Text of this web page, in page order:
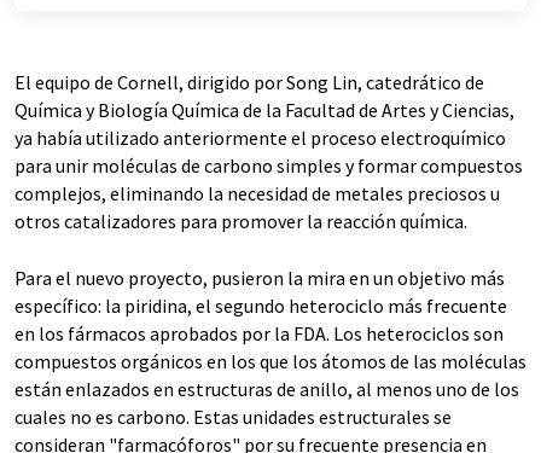
El equipo de Cornell, dirigido por Song Lin, catedrático de
Química y Biología Química de la Facultad de Artes y Ciencias,
ya había utilizado anteriormente el proceso electroquímico
para unir moléculas de carbono simples y formar compuestos
complejos, eliminando la necesidad de metales preciosos u
otros catalizadores para promover la reacción química.
Para el nuevo proyecto, pusieron la mira en un objetivo más
específico: la piridina, el segundo heterociclo más frecuente
en los fármacos aprobados por la FDA. Los heterociclos son
compuestos orgánicos en los que los átomos de las moléculas
están enlazados en estructuras de anillo, al menos uno de los
cuales no es carbono. Estas unidades estructurales se
consideran "farmacóforos" por su frecuente presencia en